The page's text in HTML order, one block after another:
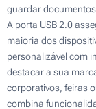
guardar
A porta USB 2.0
maioria dos
personalizável com
destacar a sua
corporativos, feiras
combina